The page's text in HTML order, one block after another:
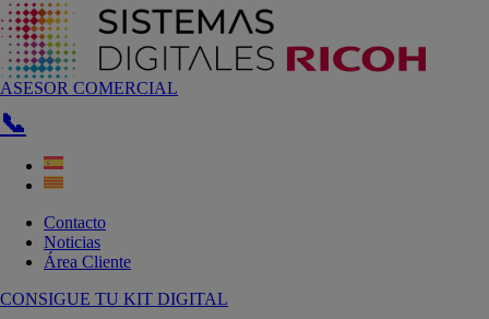
Ir
al
contenido
ASESOR COMERCIAL
📞
Contacto
Noticias
Área Cliente
CONSIGUE TU KIT DIGITAL